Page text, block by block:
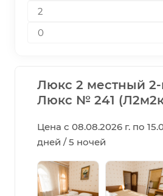
Люкс 2 местный
Люкс № 241
Цена с 08.08.2026 г. по
дней / 5 ночей